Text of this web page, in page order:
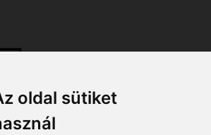
oldal sütiket
a kapcsolatot